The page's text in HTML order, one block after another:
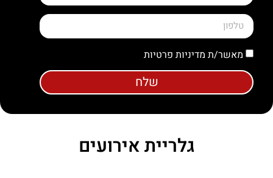
מחיר משתלם!
מאשר/ת מדיניות פרטיות
שלח
גלריית אירועים